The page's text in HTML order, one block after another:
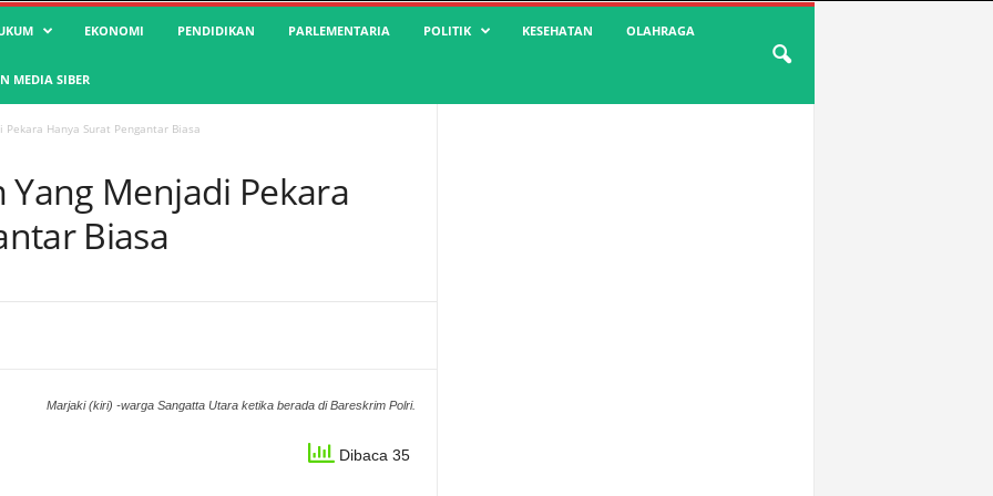
EKONOMI PENDIDIKAN PARLEMENTARIA POLITIK KESEHATAN OLAHRAGA
MEDIA SIBER
Hanya Surat Pengantar Biasa
Menjadi Pekara
Biasa
Marjaki (kiri) -warga Sangatta Utara ketika berada di Bareskrim Polri.
Dibaca 35